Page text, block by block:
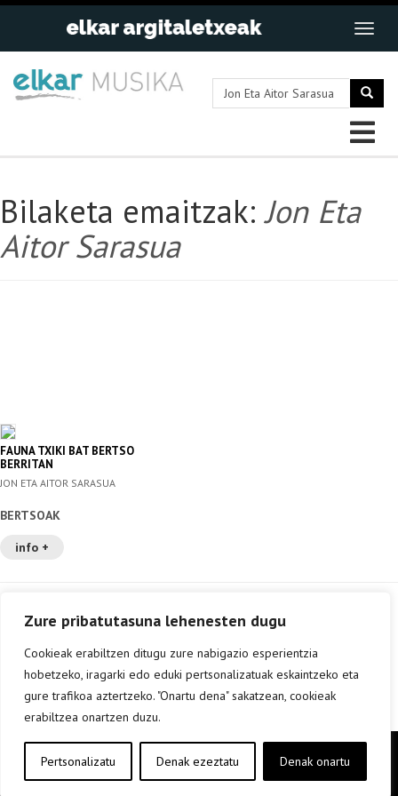
Zure pribatutasuna lehenesten dugu
Cookieak erabiltzen ditugu zure nabigazio esperientzia
hobetzeko, iragarki edo eduki pertsonalizatuak eskaintzeko eta
gure trafikoa aztertzeko. "Onartu dena" sakatzean, cookieak
erabiltzea onartzen duzu.
Pertsonalizatu Denak ezeztatu Denak onartu
Bilaketa emaitzak:Jon Eta
Aitor Sarasua
FAUNA TXIKI BAT BERTSO
BERRITAN
JON ETA AITOR SARASUA
BERTSOAK
info +
Copyright © elkar Argitaletxeak 2019
Lege oharra
Cookie politika